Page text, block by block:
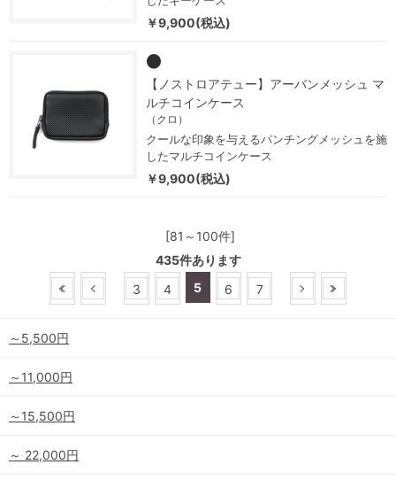
￥9,900(税込)
【ノストロアテュー】アーバンメッシュ マ
ルチコインケース
（クロ）
クールな印象を与えるパンチングメッシュを施
したマルチコインケース
￥9,900(税込)
[81～100件]
435件あります
3
4 5 6 7
～5,500円
～11,000円
～15,500円
～ 22,000円